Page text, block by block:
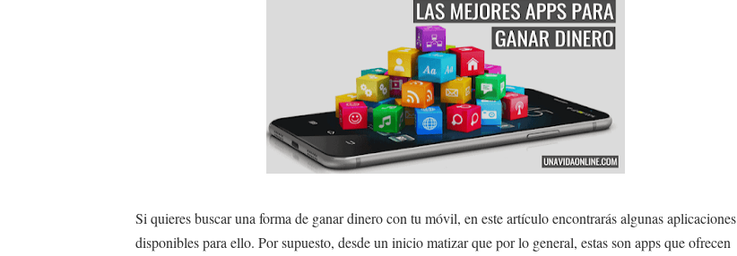
Si quieres buscar una forma de ganar dinero con tu móvil, en este artículo encontrarás algunas aplicaciones
disponibles para ello. Por supuesto, desde un inicio matizar que por lo general, estas son apps que ofrecen